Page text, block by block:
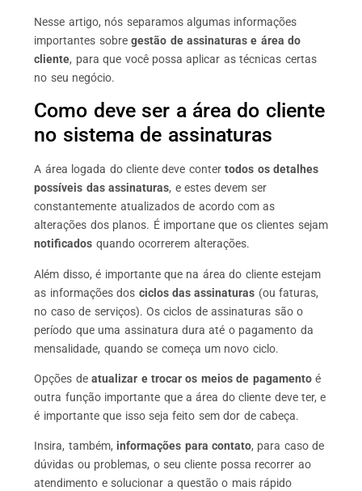
Nesse artigo, nós separamos algumas informações
importantes sobregestão de assinaturas e área do
cliente, para que você possa aplicar as técnicas certas
no seu negócio.
Como deve ser a área do cliente
no sistema de assinaturas
A área logada do cliente deve contertodos os detalhes
possíveis das assinaturas, e estes devem ser
constantemente atualizados de acordo com as
alterações dos planos. É importane que os clientes sejam
notificados quando ocorrerem alterações.
Além disso, é importante que na área do cliente estejam
as informações dos ciclos das assinaturas (ou faturas,
no caso de serviços). Os ciclos de assinaturas são o
período que uma assinatura dura até o pagamento da
mensalidade, quando se começa um novo ciclo.
Opções deatualizar e trocar os meios de pagamentoé
outra função importante que a área do cliente deve ter, e
é importante que isso seja feito sem dor de cabeça.
Insira, também, informações para contato, para caso de
dúvidas ou problemas, o seu cliente possa recorrer ao
atendimento e solucionar a questão o mais rápido